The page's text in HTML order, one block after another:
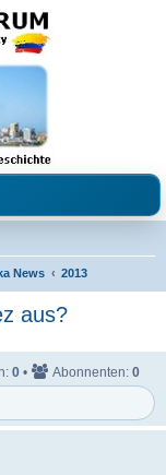
und Venezuela.
News 2013
aus?
0 • Abonnenten: 0